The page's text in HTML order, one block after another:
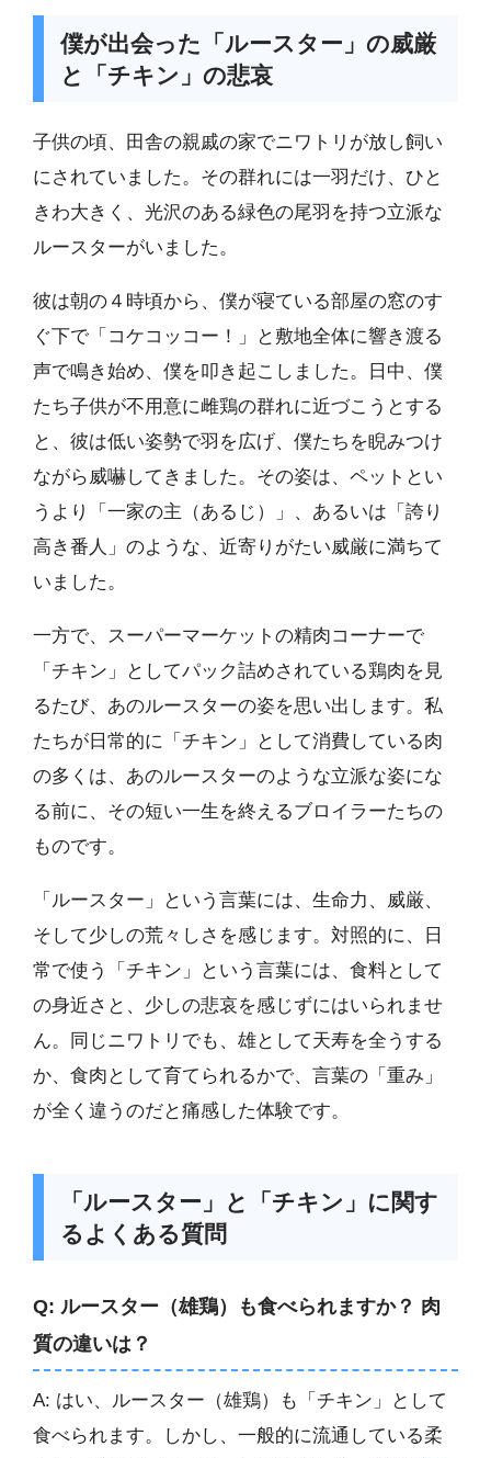
僕が出会った「ルースター」の威厳
と「チキン」の悲哀
子供の頃、田舎の親戚の家でニワトリが放し飼い
にされていました。その群れには一羽だけ、ひと
きわ大きく、光沢のある緑色の尾羽を持つ立派な
ルースターがいました。
彼は朝の４時頃から、僕が寝ている部屋の窓のす
ぐ下で「コケコッコー！」と敷地全体に響き渡る
声で鳴き始め、僕を叩き起こしました。日中、僕
たち子供が不用意に雌鶏の群れに近づこうとする
と、彼は低い姿勢で羽を広げ、僕たちを睨みつけ
ながら威嚇してきました。その姿は、ペットとい
うより「一家の主（あるじ）」、あるいは「誇り
高き番人」のような、近寄りがたい威厳に満ちて
いました。
一方で、スーパーマーケットの精肉コーナーで
「チキン」としてパック詰めされている鶏肉を見
るたび、あのルースターの姿を思い出します。私
たちが日常的に「チキン」として消費している肉
の多くは、あのルースターのような立派な姿にな
る前に、その短い一生を終えるブロイラーたちの
ものです。
「ルースター」という言葉には、生命力、威厳、
そして少しの荒々しさを感じます。対照的に、日
常で使う「チキン」という言葉には、食料として
の身近さと、少しの悲哀を感じずにはいられませ
ん。同じニワトリでも、雄として天寿を全うする
か、食肉として育てられるかで、言葉の「重み」
が全く違うのだと痛感した体験です。
「ルースター」と「チキン」に関す
るよくある質問
Q: ルースター（雄鶏）も食べられますか？ 肉
質の違いは？
A: はい、ルースター（雄鶏）も「チキン」として
食べられます。しかし、一般的に流通している柔